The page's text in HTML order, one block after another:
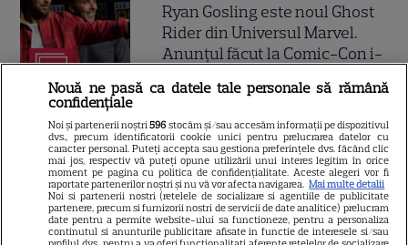
7
Ryan Gosling este noul Ghost
Rider din Universul Marvel.
Anunțul făcut la Comic-Con i-
DISNEY PLUS
„Diavolul se îmbracă de la
Prada 2” s-a lansat pe Disney+.
Meryl Streep și Anne
Hathaway revin la revista
Nouă ne pasă ca datele tale personale să rămână
confidențiale
Noi și partenerii noștri596 stocăm și/sau accesăm informații pe dispozitivul
dvs., precum identificatorii cookie unici pentru prelucrarea datelor cu
caracter personal. Puteți accepta sau gestiona preferințele dvs. făcând clic
mai jos, respectiv vă puteți opune utilizării unui interes legitim în orice
moment pe pagina cu politica de confidențialitate. Aceste alegeri vor fi
raportate partenerilor noștri și nu vă vor afecta navigarea. Mai multe detalii
Noi si partenerii nostri (retelele de socializare si agentiile de publicitate
partenere, precum si furnizorii nostri de servicii de date analitice) prelucram
date pentru a permite website-ului sa functioneze, pentru a personaliza
continutul si anunturile publicitare afisate in functie de interesele si/sau